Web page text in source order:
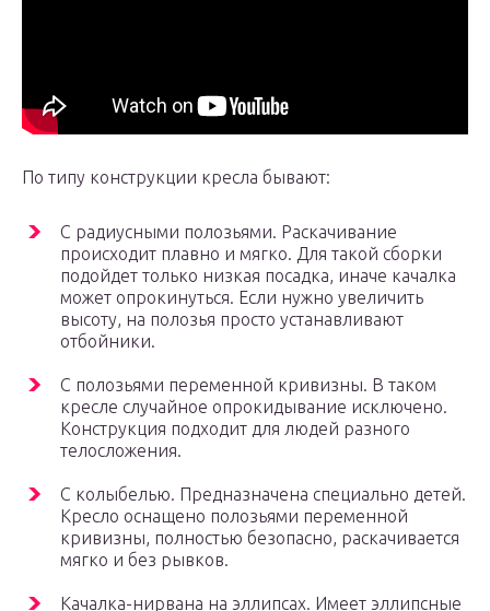
По типу конструкции кресла бывают:
С радиусными полозьями. Раскачивание
происходит плавно и мягко. Для такой сборки
подойдет только низкая посадка, иначе качалка
может опрокинуться. Если нужно увеличить
высоту, на полозья просто устанавливают
отбойники.
С полозьями переменной кривизны. В таком
кресле случайное опрокидывание исключено.
Конструкция подходит для людей разного
телосложения.
С колыбелью. Предназначена специально детей.
Кресло оснащено полозьями переменной
кривизны, полностью безопасно, раскачивается
мягко и без рывков.
Качалка-нирвана на эллипсах. Имеет эллипсные